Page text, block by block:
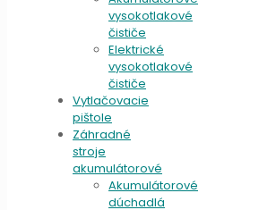
vysokotlakové
čističe
Elektrické
vysokotlakové
čističe
Vytlačovacie
pištole
Záhradné
stroje
akumulátorové
Akumulátorové
dúchadlá